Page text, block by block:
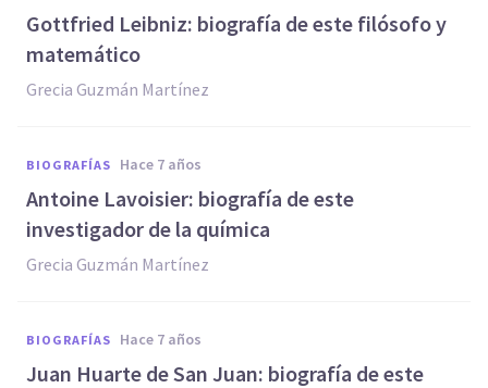
Gottfried Leibniz: biografía de este filósofo y
matemático
Grecia Guzmán Martínez
BIOGRAFÍAS hace 7 años
Antoine Lavoisier: biografía de este
investigador de la química
Grecia Guzmán Martínez
BIOGRAFÍAS hace 7 años
Juan Huarte de San Juan: biografía de este